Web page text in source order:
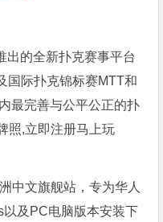
出的全新扑克赛事平台
国际扑克锦标赛MTT和
最完善与公平公正的扑
照,立即注册马上玩
中文旗舰站，专为华人
及PC电脑版本安装下